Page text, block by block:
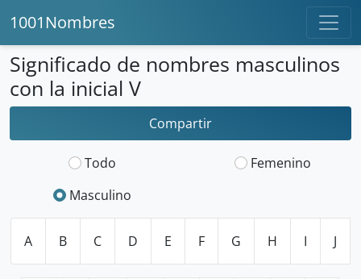
1001Nombres
Significado de nombres masculinos
con la inicial V
Compartir
Todo
Femenino
Masculino
A B C D E F G H I J